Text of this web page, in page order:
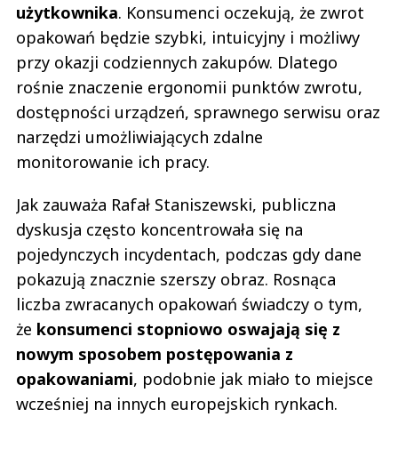
użytkownika. Konsumenci oczekują, że zwrot
opakowań będzie szybki, intuicyjny i możliwy
przy okazji codziennych zakupów. Dlatego
rośnie znaczenie ergonomii punktów zwrotu,
dostępności urządzeń, sprawnego serwisu oraz
narzędzi umożliwiających zdalne
monitorowanie ich pracy.
Jak zauważa Rafał Staniszewski, publiczna
dyskusja często koncentrowała się na
pojedynczych incydentach, podczas gdy dane
pokazują znacznie szerszy obraz. Rosnąca
liczba zwracanych opakowań świadczy o tym,
że konsumenci stopniowo oswajają się z
nowym sposobem postępowania z
opakowaniami, podobnie jak miało to miejsce
wcześniej na innych europejskich rynkach.